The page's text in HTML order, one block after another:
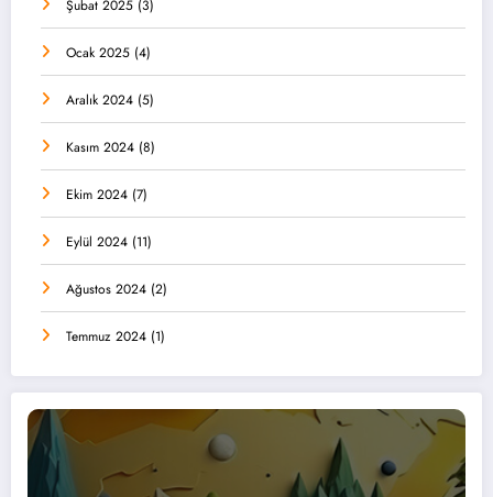
Şubat 2025 (3)
Ocak 2025 (4)
Aralık 2024 (5)
Kasım 2024 (8)
Ekim 2024 (7)
Eylül 2024 (11)
Ağustos 2024 (2)
Temmuz 2024 (1)